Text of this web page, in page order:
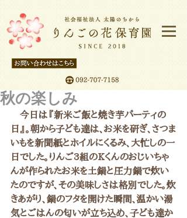
秋の楽しみ
今日は『新米ご飯と焼き芋パーティの
日』。朝から子ども達は、お米を研ぎ、さつま
いもを新聞紙とホイルにくるみ、大忙しの一
日でした。りんご3組のKくんのおじいちゃ
んが作られたお米を土鍋と圧力鍋で炊い
たのですが、その美味しさは格別でした。炊
きあがり、鍋のフタを開けた瞬間、温かい湯
気とごはんの匂いが立ち込め、子ども達か